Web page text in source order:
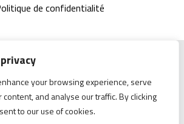
your browsing experience, serve
and analyse our traffic. By clicking
to our use of cookies.
de confidentialité
:Standish Communications& Mélissa
Lachance